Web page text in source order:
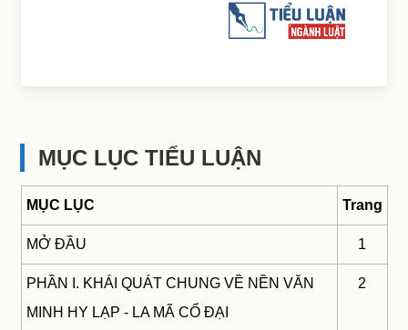
MỤC LỤC TIỂU LUẬN
MỤC LỤC Trang
MỞ ĐẦU 1
PHẦN I. KHÁI QUÁT CHUNG VỀ NỀN VĂN
MINH HY LẠP - LA MÃ CỔ ĐẠI
2